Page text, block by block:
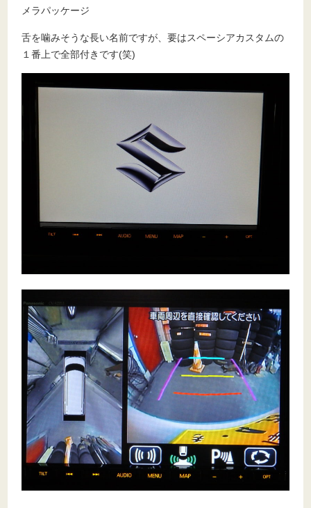
メラパッケージ
舌を噛みそうな長い名前ですが、要はスペーシアカスタムの
１番上で全部付きです(笑)